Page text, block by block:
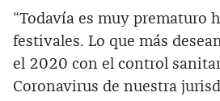
“Todavía es muy prematuro
festivales. Lo que más
el 2020 con el control
Coronavirus de nuestra